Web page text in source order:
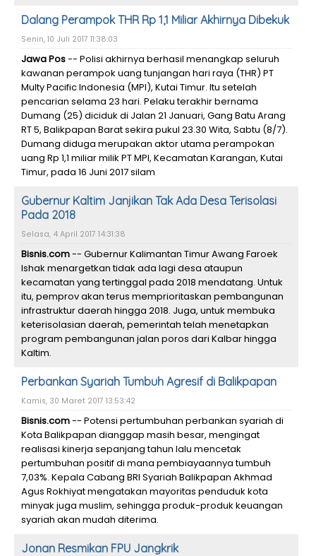
Dalang Perampok THR Rp 1,1 Miliar Akhirnya Dibekuk
Senin, 10 Juli 2017 11:38:03
Jawa Pos-- Polisi akhirnya berhasil menangkap seluruh
kawanan perampok uang tunjangan hari raya (THR) PT
Multy Pacific Indonesia (MPI), Kutai Timur. Itu setelah
pencarian selama 23 hari. Pelaku terakhir bernama
Dumang (25) diciduk di Jalan 21 Januari, Gang Batu Arang
RT 5, Balikpapan Barat sekira pukul 23.30 Wita, Sabtu (8/7).
Dumang diduga merupakan aktor utama perampokan
uang Rp 1,1 miliar milik PT MPI, Kecamatan Karangan, Kutai
Timur, pada 16 Juni 2017 silam
Gubernur Kaltim Janjikan Tak Ada Desa Terisolasi
Pada 2018
Selasa, 4 April 2017 14:31:38
Bisnis.com-- Gubernur Kalimantan Timur Awang Faroek
Ishak menargetkan tidak ada lagi desa ataupun
kecamatan yang tertinggal pada 2018 mendatang. Untuk
itu, pemprov akan terus memprioritaskan pembangunan
infrastruktur daerah hingga 2018. Juga, untuk membuka
keterisolasian daerah, pemerintah telah menetapkan
program pembangunan jalan poros dari Kalbar hingga
Kaltim.
Perbankan Syariah Tumbuh Agresif di Balikpapan
Kamis, 30 Maret 2017 13:53:42
Bisnis.com-- Potensi pertumbuhan perbankan syariah di
Kota Balikpapan dianggap masih besar, mengingat
realisasi kinerja sepanjang tahun lalu mencetak
pertumbuhan positif di mana pembiayaannya tumbuh
7,03%. Kepala Cabang BRI Syariah Balikpapan Akhmad
Agus Rokhiyat mengatakan mayoritas penduduk kota
minyak juga muslim, sehingga produk-produk keuangan
syariah akan mudah diterima.
Jonan Resmikan FPU Jangkrik